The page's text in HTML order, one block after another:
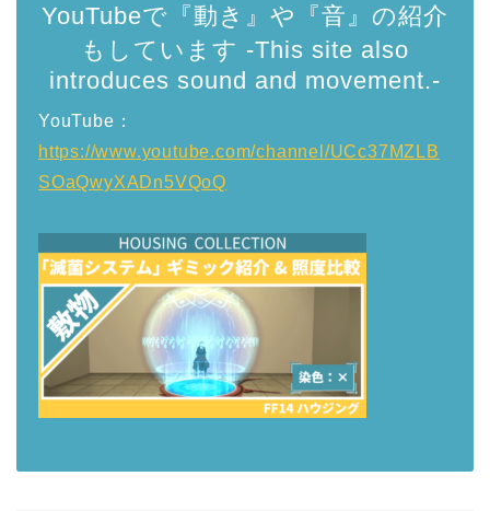
YouTubeで『動き』や『音』の紹介
もしています -This site also
introduces sound and movement.-
YouTube：
https://www.youtube.com/channel/UCc37MZLB
SOaQwyXADn5VQoQ